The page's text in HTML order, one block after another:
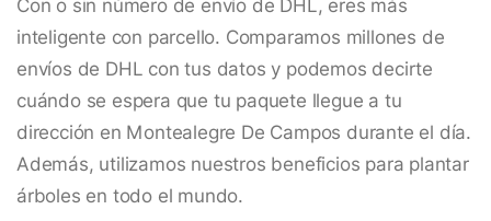
Con o sin número de envío de DHL, eres más
inteligente con parcello. Comparamos millones de
envíos de DHL con tus datos y podemos decirte
cuándo se espera que tu paquete llegue a tu
dirección en Montealegre De Campos durante el día.
Además, utilizamos nuestros beneficios para plantar
árboles en todo el mundo.